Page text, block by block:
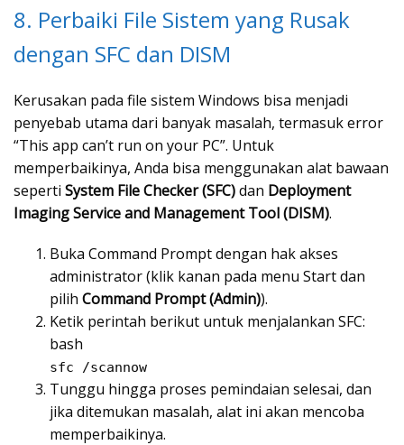
8. Perbaiki File Sistem yang Rusak
dengan SFC dan DISM
Kerusakan pada file sistem Windows bisa menjadi
penyebab utama dari banyak masalah, termasuk error
“This app can’t run on your PC”. Untuk
memperbaikinya, Anda bisa menggunakan alat bawaan
seperti System File Checker (SFC)dan Deployment
Imaging Service and Management Tool (DISM).
Buka Command Prompt dengan hak akses
administrator (klik kanan pada menu Start dan
pilih Command Prompt (Admin)).
Ketik perintah berikut untuk menjalankan SFC:
bash
sfc /scannow
Tunggu hingga proses pemindaian selesai, dan
jika ditemukan masalah, alat ini akan mencoba
memperbaikinya.